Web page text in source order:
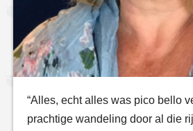
“Alles, echt alles was pico bello
prachtige wandeling door al die